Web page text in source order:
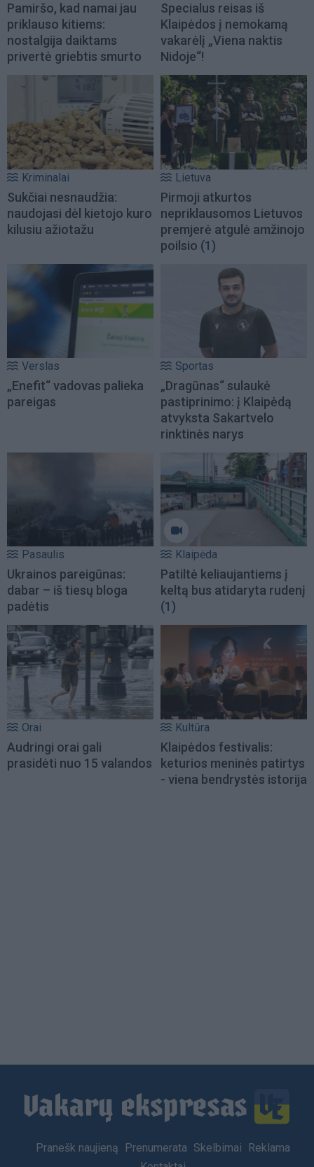
Pamiršo, kad namai jau
priklauso kitiems:
nostalgija daiktams
privertė griebtis smurto
Specialus reisas iš
Klaipėdos į nemokamą
vakarėlį „Viena naktis
Nidoje“!
Kriminalai
Sukčiai nesnaudžia:
naudojasi dėl kietojo kuro
kilusiu ažiotažu
Lietuva
Pirmoji atkurtos
nepriklausomos Lietuvos
premjerė atgulė amžinojo
poilsio (1)
Verslas
„Enefit“ vadovas palieka
pareigas
Sportas
„Dragūnas“ sulaukė
pastiprinimo: į Klaipėdą
atvyksta Sakartvelo
rinktinės narys
Pasaulis
Ukrainos pareigūnas:
dabar – iš tiesų bloga
padėtis
Klaipėda
Patiltė keliaujantiems į
keltą bus atidaryta rudenį
(1)
Orai
Audringi orai gali
prasidėti nuo 15 valandos
Kultūra
Klaipėdos festivalis:
keturios meninės patirtys
- viena bendrystės istorija
Footer
Pranešk naujieną Prenumerata Skelbimai
Reklama